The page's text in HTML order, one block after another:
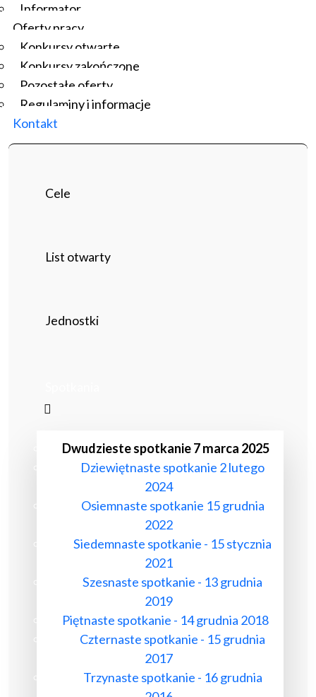
Informator
Oferty pracy
Konkursy otwarte
Konkursy zakończone
Pozostałe oferty
Regulaminy i informacje
Kontakt
Cele
List otwarty
Jednostki
Dwudzieste spotkanie 7 marca 2025
Dziewiętnaste spotkanie 2 lutego
2024
Osiemnaste spotkanie 15 grudnia
2022
Siedemnaste spotkanie - 15 stycznia
2021
Szesnaste spotkanie - 13 grudnia
2019
Piętnaste spotkanie - 14 grudnia 2018
Czternaste spotkanie - 15 grudnia
2017
Trzynaste spotkanie - 16 grudnia